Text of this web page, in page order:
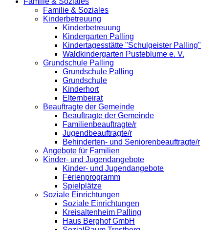
Familie & Soziales
Kinderbetreuung
Kinderbetreuung
Kindergarten Palling
Kindertagesstätte "Schulgeister Palling"
Waldkindergarten Pusteblume e. V.
Grundschule Palling
Grundschule Palling
Grundschule
Kinderhort
Elternbeirat
Beauftragte der Gemeinde
Beauftragte der Gemeinde
Familienbeauftragte/r
Jugendbeauftragte/r
Behinderten- und Seniorenbeauftragte/r
Angebote für Familien
Kinder- und Jugendangebote
Kinder- und Jugendangebote
Ferienprogramm
Spielplätze
Soziale Einrichtungen
Soziale Einrichtungen
Kreisaltenheim Palling
Haus Berghof GmbH